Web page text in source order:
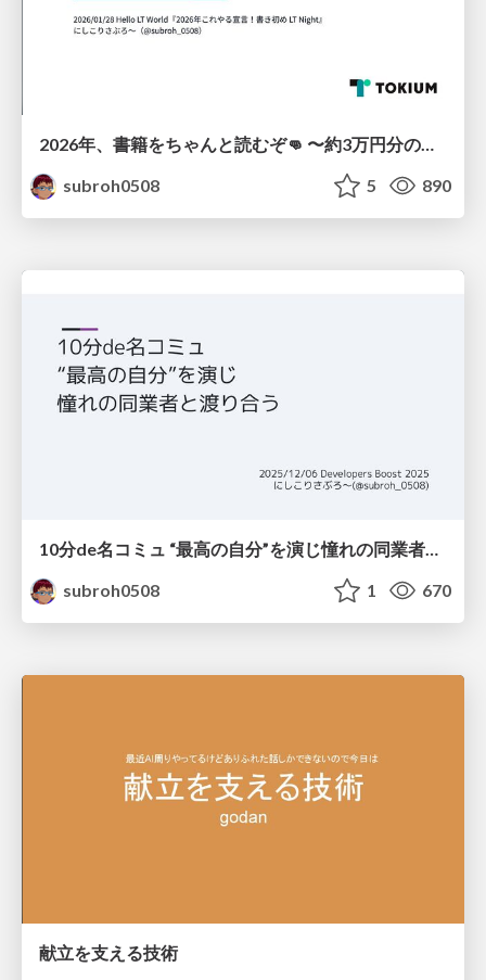
2026年、書籍をちゃんと読むぞ👊 〜約3万円分の書籍を積読にしないためにやること〜
subroh0508
5 890
subroh0508
1 670
献立を支える技術